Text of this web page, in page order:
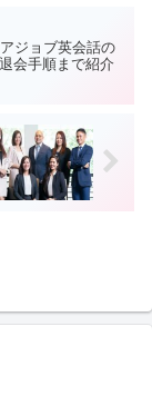
ジョブ英会話の
会手順まで紹介